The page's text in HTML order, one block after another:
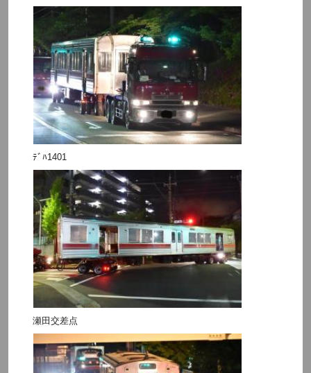
ﾃﾞﾊ1401
瀬田交差点